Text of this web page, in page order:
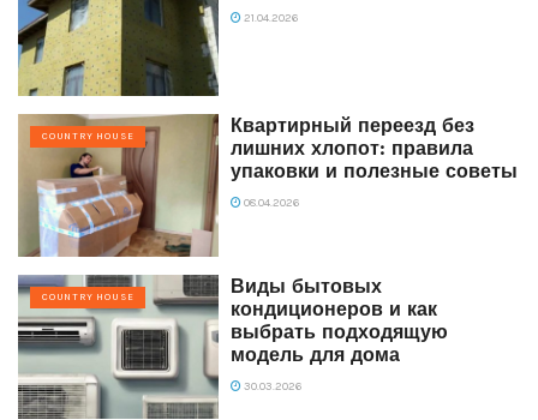
21.04.2026
COUNTRY HOUSE
Квартирный переезд без
лишних хлопот: правила
упаковки и полезные советы
08.04.2026
COUNTRY HOUSE
Виды бытовых
кондиционеров и как
выбрать подходящую
модель для дома
30.03.2026